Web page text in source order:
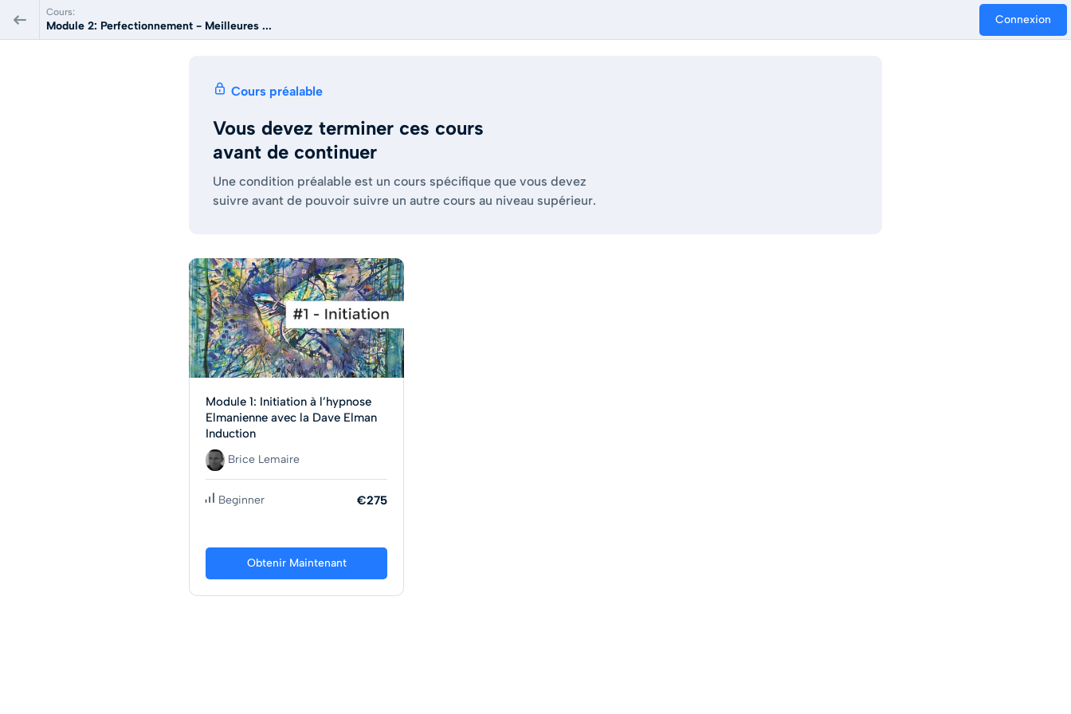
Cours:
Module 2: Perfectionnement - Meilleures ... Connexion
Cours préalable
Vous devez terminer ces cours
avant de continuer
Une condition préalable est un cours spécifique que vous devez
suivre avant de pouvoir suivre un autre cours au niveau supérieur.
Module 1: Initiation à l’hypnose
Elmanienne avec la Dave Elman
Induction
Brice Lemaire
Beginner €275
Obtenir Maintenant